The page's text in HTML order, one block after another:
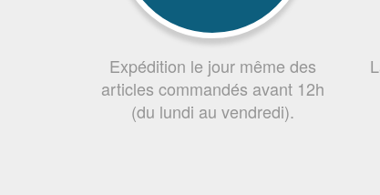
Expédition le jour même des
articles commandés avant 12h
(du lundi au vendredi).